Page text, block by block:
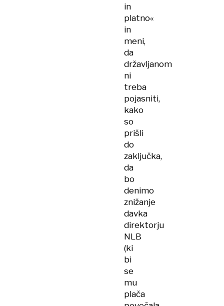
in
platno«
in
meni,
da
državljanom
ni
treba
pojasniti,
kako
so
prišli
do
zaključka,
da
bo
denimo
znižanje
davka
direktorju
NLB
(ki
bi
se
mu
plača